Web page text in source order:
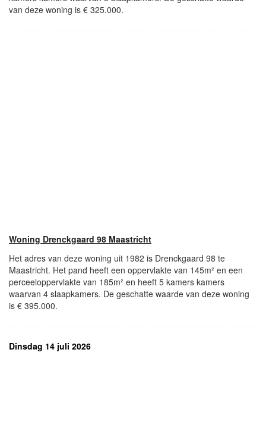
van deze woning is € 325.000.
Woning Drenckgaard 98 Maastricht
Het adres van deze woning uit 1982 is Drenckgaard 98 te
Maastricht. Het pand heeft een oppervlakte van 145m² en een
perceeloppervlakte van 185m² en heeft 5 kamers kamers
waarvan 4 slaapkamers. De geschatte waarde van deze woning
is € 395.000.
Dinsdag 14 juli 2026